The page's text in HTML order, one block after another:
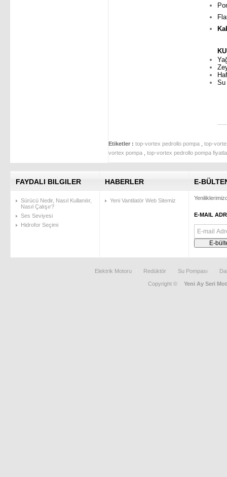
Su
Etiketler : top-vortex pedrollo pompa
top-
vortex pompa
top-vortex pedrollo pompa
FAYDALI BILGILER
Sürücü Nedir, Nasıl Kullanılır,
Nasıl Çalışır?
Ses Seviyesi
Hidrofor Seçimi
HABERLER
Yeni Vantilatör Web Sitemiz
E-
E-MAIL
Elektrik Motoru Redüktör Su Pompası
Copyright © Yeni Ay Seri